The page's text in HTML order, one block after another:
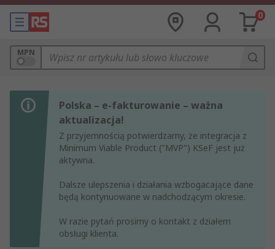
0
MPN
Polska – e-fakturowanie – ważna
aktualizacja!
Z przyjemnością potwierdzamy, że integracja z
Minimum Viable Product ("MVP") KSeF jest już
aktywna.
Dalsze ulepszenia i działania wzbogacające dane
będą kontynuowane w nadchodzącym okresie.
W razie pytań prosimy o kontakt z działem
obsługi klienta.